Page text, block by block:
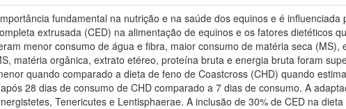
fundamental na nutrição e na saúde dos equinos e é
extrusada (CED) na alimentação de equinos e os fatores dietéticos
menor consumo de água e fibra, maior consumo de matéria seca
matéria orgânica, extrato etéreo, proteína bruta e energia bruta foram
quando comparado a dieta de feno de Coastcross (CHD) quando
28 dias de consumo de CHD comparado a 7 dias de consumo. A
Tenericutes e Lentisphaerae. A inclusão de 30% de CED na